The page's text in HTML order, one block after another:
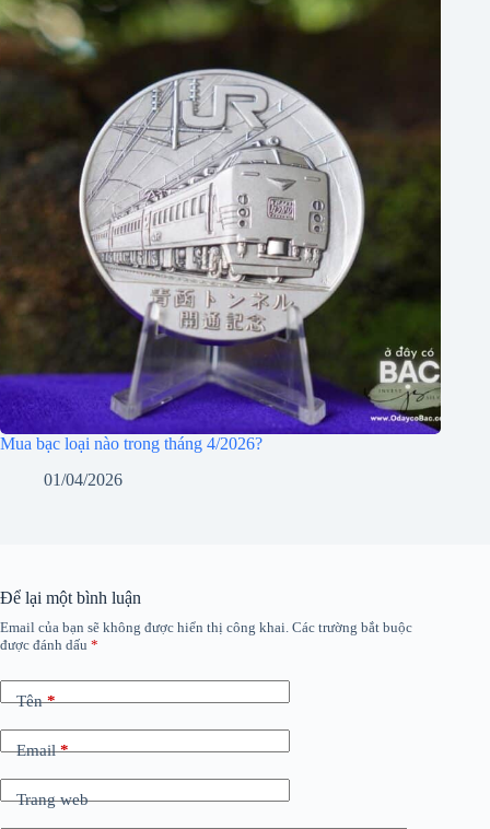
Mua bạc loại nào trong tháng 4/2026?
01/04/2026
Để lại một bình luận
Email của bạn sẽ không được hiển thị công khai. Các trường bắt buộc
được đánh dấu *
Tên*
Email*
Trang web